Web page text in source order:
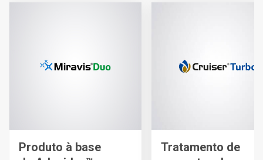
Produto à base
Tratamento de